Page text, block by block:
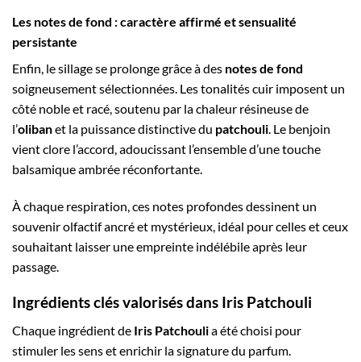
Les notes de fond : caractère affirmé et sensualité
persistante
Enfin, le sillage se prolonge grâce à des notes de fond
soigneusement sélectionnées. Les tonalités cuir imposent un
côté noble et racé, soutenu par la chaleur résineuse de
l’olibanet la puissance distinctive du patchouli. Le benjoin
vient clore l’accord, adoucissant l’ensemble d’une touche
balsamique ambrée réconfortante.
À chaque respiration, ces notes profondes dessinent un
souvenir olfactif ancré et mystérieux, idéal pour celles et ceux
souhaitant laisser une empreinte indélébile après leur
passage.
Ingrédients clés valorisés dans Iris Patchouli
Chaque ingrédient de Iris Patchoulia été choisi pour
stimuler les sens et enrichir la signature du parfum.